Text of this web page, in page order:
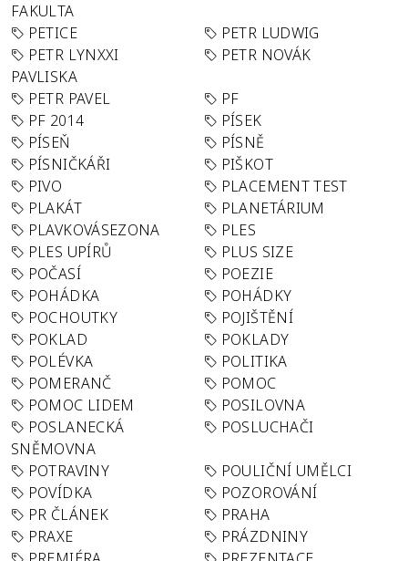
FAKULTA
PETICE
PETR LUDWIG
PETR LYNXXI
PAVLISKA
PETR NOVÁK
PETR PAVEL
PF
PF 2014
PÍSEK
PÍSEŇ
PÍSNĚ
PÍSNIČKÁŘI
PIŠKOT
PIVO
PLACEMENT TEST
PLAKÁT
PLANETÁRIUM
PLAVKOVÁSEZONA
PLES
PLES UPÍRŮ
PLUS SIZE
POČASÍ
POEZIE
POHÁDKA
POHÁDKY
POCHOUTKY
POJIŠTĚNÍ
POKLAD
POKLADY
POLÉVKA
POLITIKA
POMERANČ
POMOC
POMOC LIDEM
POSILOVNA
POSLANECKÁ
SNĚMOVNA
POSLUCHAČI
POTRAVINY
POULIČNÍ UMĚLCI
POVÍDKA
POZOROVÁNÍ
PR ČLÁNEK
PRAHA
PRAXE
PRÁZDNINY